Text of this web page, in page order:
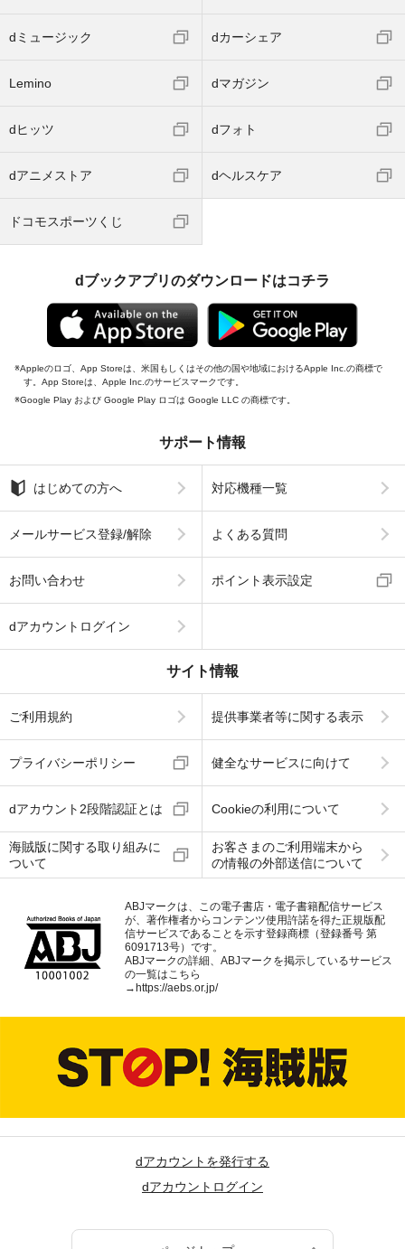
dミュージック dカーシェア
Lemino dマガジン
dヒッツ dフォト
dアニメストア dヘルスケア
ドコモスポーツくじ
dブックアプリのダウンロードはコチラ
Appleのロゴ、App Storeは、米国もしくはその他の国や地域におけるApple Inc.の商標で
す。App Storeは、Apple Inc.のサービスマークです。
Google Play および Google Play ロゴは Google LLC の商標です。
サポート情報
はじめての方へ 対応機種一覧
メールサービス登録/解除 よくある質問
お問い合わせ ポイント表示設定
dアカウントログイン
サイト情報
ご利用規約 提供事業者等に関する表示
プライバシーポリシー 健全なサービスに向けて
dアカウント2段階認証とは Cookieの利用について
海賊版に関する取り組みに
ついて
お客さまのご利用端末から
の情報の外部送信について
ABJマークは、この電子書店・電子書籍配信サービス
が、著作権者からコンテンツ使用許諾を得た正規版配
信サービスであることを示す登録商標（登録番号 第
6091713号）です。
ABJマークの詳細、ABJマークを掲示しているサービス
の一覧はこちら
→ https://aebs.or.jp/
dアカウントを発行する
dアカウントログイン